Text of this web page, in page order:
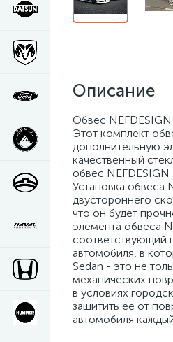
Описание
Обвес
Этот комплект
дополнительную
качественный
обвес
Установка обвеса
двустороннего
что он будет
элемента обвеса
соответствующий
автомобиля, в
Sedan - это не
механических
в условиях
защитить ее от
автомобиля